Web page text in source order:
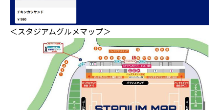
＜スタジアムグルメマップ＞